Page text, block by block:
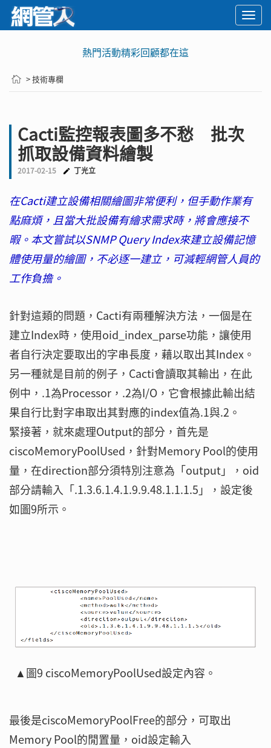
熱門活動精彩回顧都在這
> 技術專欄
Cacti監控報表圖多不愁 批次
抓取設備資料繪製
2017-02-15 丁光立
在Cacti建立設備相關繪圖非常便利，但手動作業有
點麻煩，且當大批設備有繪求需求時，將會應接不
暇。本文嘗試以SNMP Query Index來建立設備記憶
體使用量的繪圖，不必逐一建立，可減輕網管人員的
工作負擔。
針對這類的問題，Cacti有兩種解決方法，一個是在
建立Index時，使用oid_index_parse功能，讓使用
者自行決定要取出的字串長度，藉以取出其Index。
另一種就是目前的例子，Cacti會讀取其輸出，在此
例中，.1為Processor，.2為I/O，它會根據此輸出結
果自行比對字串取出其對應的index值為.1與.2。
緊接著，就來處理Output的部分，首先是
ciscoMemoryPoolUsed，針對Memory Pool的使用
量，在direction部分須特別注意為「output」，oid
部分請輸入「.1.3.6.1.4.1.9.9.48.1.1.1.5」，設定後
如圖9所示。
▲圖9 ciscoMemoryPoolUsed設定內容。
最後是ciscoMemoryPoolFree的部分，可取出
Memory Pool的閒置量，oid設定輸入